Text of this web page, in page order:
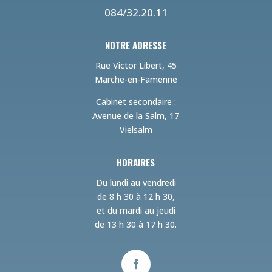
084/32.20.11
NOTRE ADRESSE
Rue Victor Libert, 45
Marche-en-Famenne
Cabinet secondaire :
Avenue de la Salm, 17
Vielsalm
HORAIRES
Du lundi au vendredi
de 8 h 30 à 12 h 30,
et du mardi au jeudi
de 13 h 30 à 17 h 30.